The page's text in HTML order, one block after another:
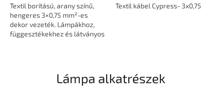
Textil borítású, arany színű,
hengeres 3×0,75 mm²-es
dekor vezeték. Lámpákhoz,
függesztékekhez és látványos
Textil kábel Cypress- 3x0,75
Lámpa alkatrészek